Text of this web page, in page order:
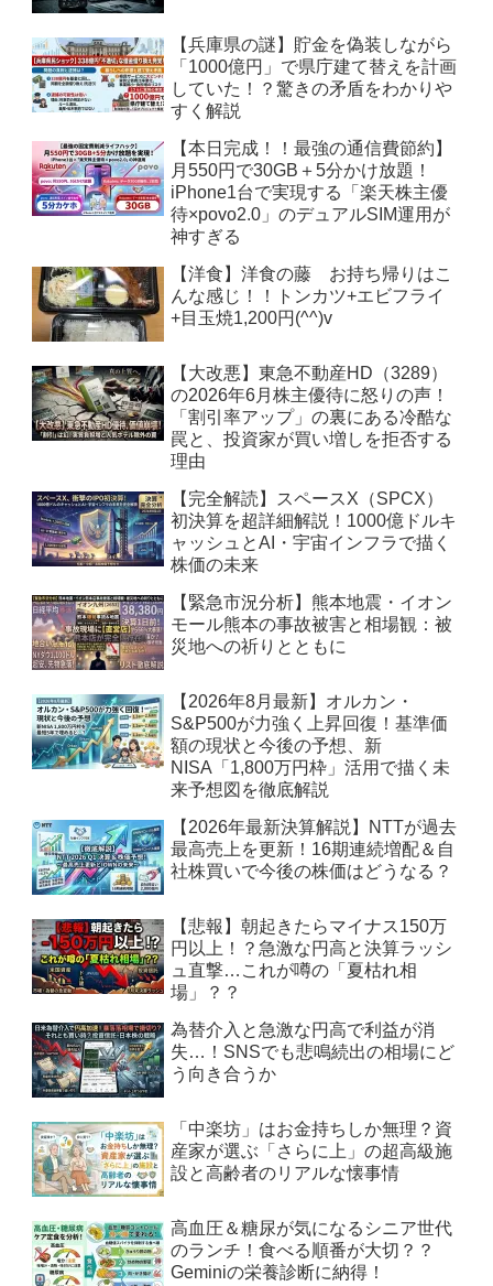
【兵庫県の謎】貯金を偽装しながら
「1000億円」で県庁建て替えを計画
していた！？驚きの矛盾をわかりや
すく解説
【本日完成！！最強の通信費節約】
月550円で30GB＋5分かけ放題！
iPhone1台で実現する「楽天株主優
待×povo2.0」のデュアルSIM運用が
神すぎる
【洋食】洋食の藤 お持ち帰りはこ
んな感じ！！トンカツ+エビフライ
+目玉焼1,200円(^^)v
【大改悪】東急不動産HD（3289）
の2026年6月株主優待に怒りの声！
「割引率アップ」の裏にある冷酷な
罠と、投資家が買い増しを拒否する
理由
【完全解読】スペースX（SPCX）
初決算を超詳細解説！1000億ドルキ
ャッシュとAI・宇宙インフラで描く
株価の未来
【緊急市況分析】熊本地震・イオン
モール熊本の事故被害と相場観：被
災地への祈りとともに
【2026年8月最新】オルカン・
S&P500が力強く上昇回復！基準価
額の現状と今後の予想、新
NISA「1,800万円枠」活用で描く未
来予想図を徹底解説
【2026年最新決算解説】NTTが過去
最高売上を更新！16期連続増配＆自
社株買いで今後の株価はどうなる？
【悲報】朝起きたらマイナス150万
円以上！？急激な円高と決算ラッシ
ュ直撃…これが噂の「夏枯れ相
場」？？
為替介入と急激な円高で利益が消
失…！SNSでも悲鳴続出の相場にど
う向き合うか
「中楽坊」はお金持ちしか無理？資
産家が選ぶ「さらに上」の超高級施
設と高齢者のリアルな懐事情
高血圧＆糖尿が気になるシニア世代
のランチ！食べる順番が大切？？
Geminiの栄養診断に納得！